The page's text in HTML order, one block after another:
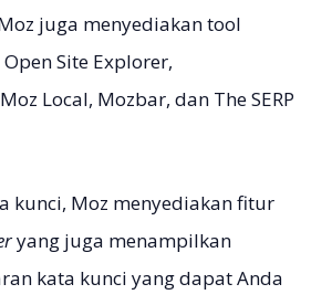
juga menyediakan tool
Site Explorer,
Local, Mozbar, dan The SERP
kunci, Moz menyediakan fitur
yang juga menampilkan
kata kunci yang dapat Anda